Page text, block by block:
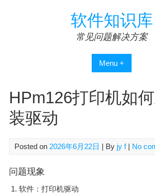
软件知识库
常见问题解决方案
Menu +
HPm126打印机如
装驱动
Posted on 2026年6月22日 | By jy f| No
问题现象
软件：打印机驱动